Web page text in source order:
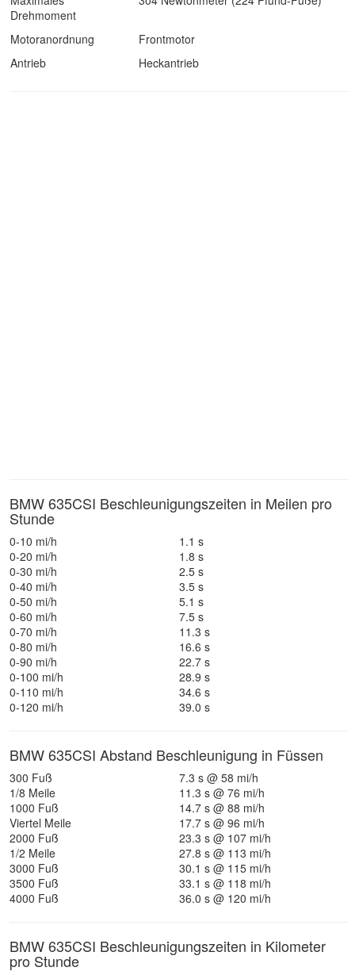
Drehmoment
Motoranordnung
Frontmotor
Antrieb
Heckantrieb
BMW 635CSI Beschleunigungszeiten in Meilen pro
Stunde
0-10 mi/h
1.1 s
0-20 mi/h
1.8 s
0-30 mi/h
2.5 s
0-40 mi/h
3.5 s
0-50 mi/h
5.1 s
0-60 mi/h
7.5 s
0-70 mi/h
11.3 s
0-80 mi/h
16.6 s
0-90 mi/h
22.7 s
0-100 mi/h
28.9 s
0-110 mi/h
34.6 s
0-120 mi/h
39.0 s
BMW 635CSI Abstand Beschleunigung in Füssen
300 Fuß
7.3 s @ 58 mi/h
1/8 Meile
11.3 s @ 76 mi/h
1000 Fuß
14.7 s @ 88 mi/h
Viertel Meile
17.7 s @ 96 mi/h
2000 Fuß
23.3 s @ 107 mi/h
1/2 Meile
27.8 s @ 113 mi/h
3000 Fuß
30.1 s @ 115 mi/h
3500 Fuß
33.1 s @ 118 mi/h
4000 Fuß
36.0 s @ 120 mi/h
BMW 635CSI Beschleunigungszeiten in Kilometer
pro Stunde